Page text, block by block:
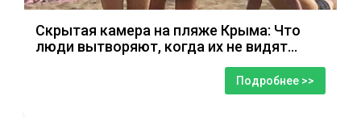
Скрытая камера на пляже Крыма: Что
люди вытворяют, когда их не видят...
Подробнее >>